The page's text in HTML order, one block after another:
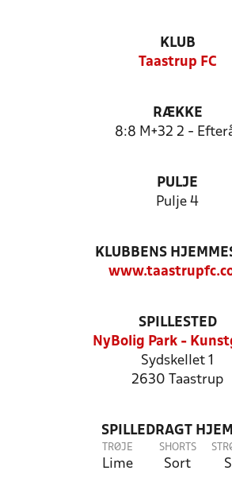
KLUB
Taastrup FC
RÆKKE
8:8 M+32 2 -
PULJE
Pulje 4
KLUBBENS
SPILLESTED
NyBolig Park -
Sydskellet 1
2630 Taastrup
SPILLEDRAGT
TRØJE
Lime
SHORTS
Sort